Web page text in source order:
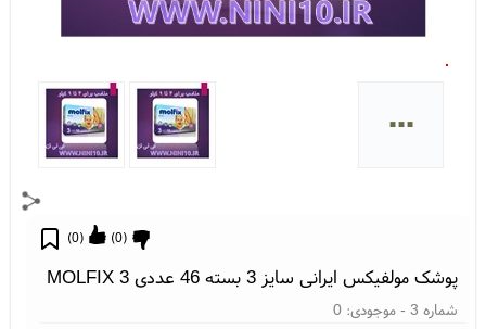
...
پوشک مولفیکس ایرانی سایز 3 بسته 46 عددی MOLFIX 3
(
0
) (
0
)
شماره 3 - موجودی:0